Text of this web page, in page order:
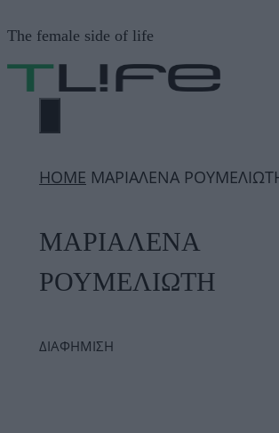
σε
περιεχόμενο
The female side of life
ΜΕΝΟΎ
ΗΟΜΕ ΜΑΡΙΑΛΕΝΑ
ΜΑΡΙΑΛΕΝΑ
ΡΟΥΜΕΛΙΩΤΗ
ΔΙΑΦΗΜΙΣΗ